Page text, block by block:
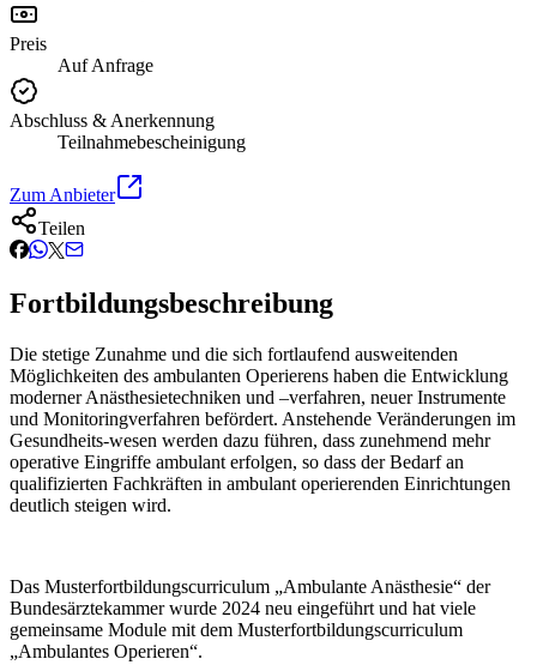
Preis
Auf Anfrage
Abschluss & Anerkennung
Teilnahmebescheinigung
Zum Anbieter
Teilen
Fortbildungsbeschreibung
Die stetige Zunahme und die sich fortlaufend ausweitenden
Möglichkeiten des ambulanten Operierens haben die Entwicklung
moderner Anästhesietechniken und –verfahren, neuer Instrumente
und Monitoringverfahren befördert. Anstehende Veränderungen im
Gesundheits-wesen werden dazu führen, dass zunehmend mehr
operative Eingriffe ambulant erfolgen, so dass der Bedarf an
qualifizierten Fachkräften in ambulant operierenden Einrichtungen
deutlich steigen wird.
Das Musterfortbildungscurriculum „Ambulante Anästhesie“ der
Bundesärztekammer wurde 2024 neu eingeführt und hat viele
gemeinsame Module mit dem Musterfortbildungscurriculum
„Ambulantes Operieren“.